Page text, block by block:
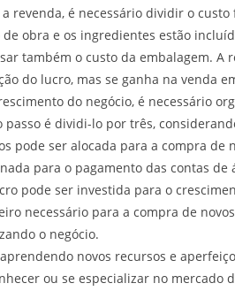
revenda, é necessário dividir o
obra e os ingredientes estão
também o custo da embalagem. A
do lucro, mas se ganha na venda
do negócio, é necessário
é dividi-lo por três,
pode ser alocada para a compra de
para o pagamento das contas de
pode ser investida para o
necessário para a compra de
o negócio.
novos recursos e
ou se especializar no mercado